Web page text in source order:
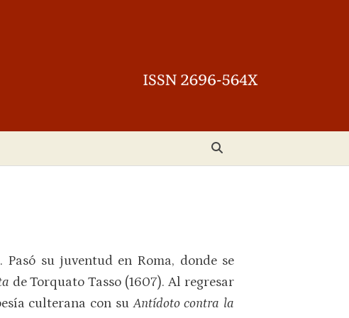
su juventud en Roma, donde se
de Torquato Tasso (1607). Al regresar
culterana con suAntídoto contra la